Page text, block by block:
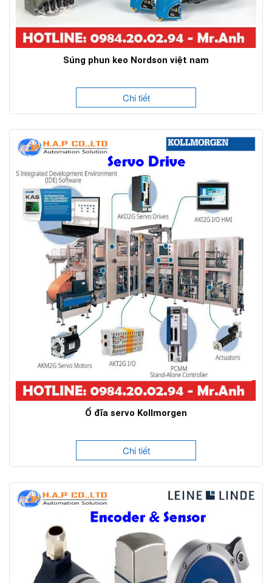
Súng phun keo Nordson việt nam
Chi tiết
Ổ đĩa servo Kollmorgen
Chi tiết